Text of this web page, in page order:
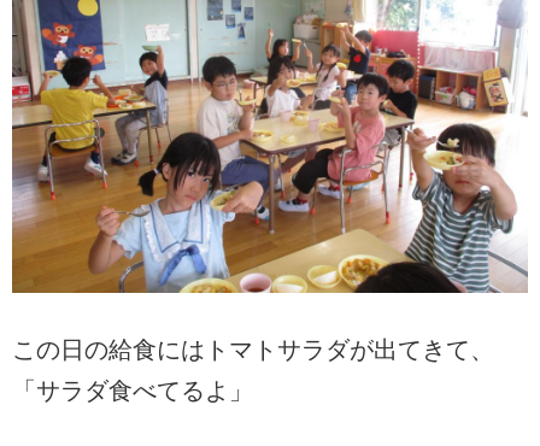
この日の給食にはトマトサラダが出てきて、
「サラダ食べてるよ」